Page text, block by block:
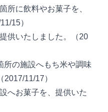
所に飲料やお菓子を、
15）
供いたしました。（20
所の施設へもち米や調味
11/17）
へお菓子を、提供いた